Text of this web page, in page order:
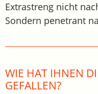
Extrastreng nicht
Sondern penetrant
WIE HAT IHNEN
GEFALLEN?